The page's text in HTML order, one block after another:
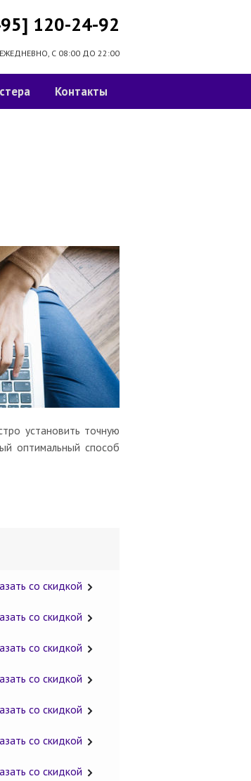
120-24-92
ЕЖЕДНЕВНО, С 08:00 ДО 22:00
Контакты
установить точную
оптимальный способ
со скидкой
со скидкой
со скидкой
со скидкой
со скидкой
со скидкой
со скидкой